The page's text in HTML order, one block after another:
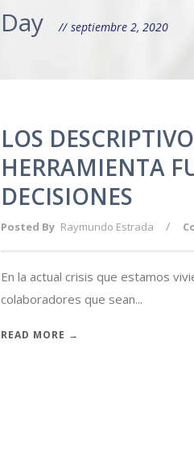
Day septiembre 2, 2020
LOS
HERRAMIENTA
DECISIONES
Posted By Raymundo Estrada /
En la actual crisis que estamos
colaboradores que sean...
READ MORE →